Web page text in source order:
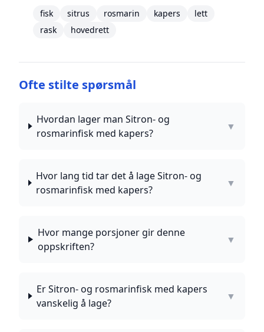
fisk sitrus rosmarin kapers
lett
rask
hovedrett
Ofte stilte spørsmål
Hvordan lager man Sitron- og
rosmarinfisk med kapers?
▼
Hvor lang tid tar det å lage Sitron- og
rosmarinfisk med kapers?
▼
Hvor mange porsjoner gir denne
oppskriften?
▼
Er Sitron- og rosmarinfisk med kapers
vanskelig å lage?
▼